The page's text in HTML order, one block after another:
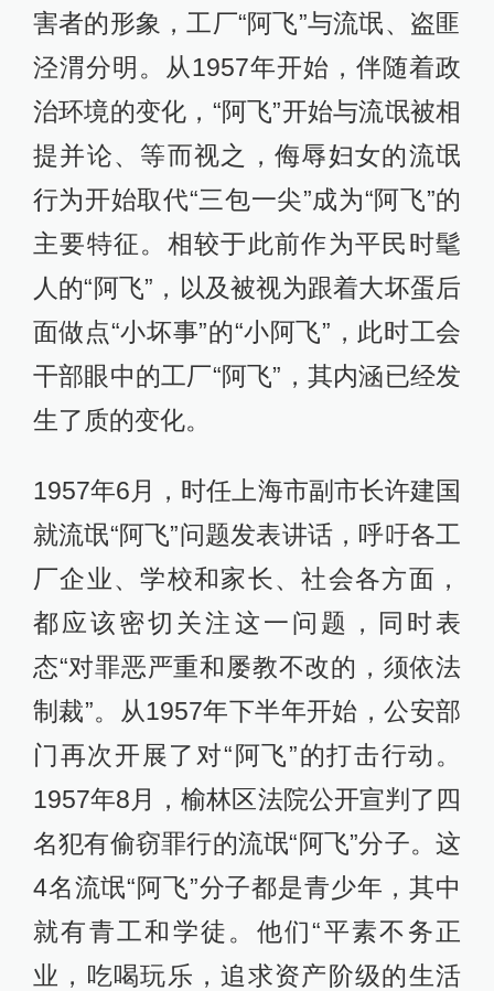
害者的形象，工厂“阿飞”与流氓、盗匪
泾渭分明。从1957年开始，伴随着政
治环境的变化，“阿飞”开始与流氓被相
提并论、等而视之，侮辱妇女的流氓
行为开始取代“三包一尖”成为“阿飞”的
主要特征。相较于此前作为平民时髦
人的“阿飞”，以及被视为跟着大坏蛋后
面做点“小坏事”的“小阿飞”，此时工会
干部眼中的工厂“阿飞”，其内涵已经发
生了质的变化。
1957年6月，时任上海市副市长许建国
就流氓“阿飞”问题发表讲话，呼吁各工
厂企业、学校和家长、社会各方面，
都应该密切关注这一问题，同时表
态“对罪恶严重和屡教不改的，须依法
制裁”。从1957年下半年开始，公安部
门再次开展了对“阿飞”的打击行动。
1957年8月，榆林区法院公开宣判了四
名犯有偷窃罪行的流氓“阿飞”分子。这
4名流氓“阿飞”分子都是青少年，其中
就有青工和学徒。他们“平素不务正
业，吃喝玩乐，追求资产阶级的生活